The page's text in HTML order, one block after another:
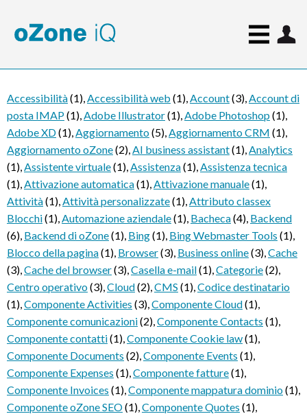
Accessibilità(1),Accessibilità web (1),Account(3),Account di
posta IMAP(1),Adobe Illustrator(1),Adobe Photoshop(1),
Adobe XD(1),Aggiornamento(5),Aggiornamento CRM (1),
Aggiornamento oZone(2),AI business assistant(1),Analytics
(1),Assistente virtuale(1),Assistenza(1),Assistenza tecnica
(1),Attivazione automatica(1),Attivazione manuale(1),
Attività(1),Attività personalizzate(1),Attributo classex
Blocchi(1),Automazione aziendale(1), Bacheca(4), Backend
(6), Backend di oZone(1), Bing(1), Bing Webmaster Tools (1),
Blocco della pagina(1), Browser(3), Business online(3),Cache
(3),Cache del browser(3),Casella e-mail(1),Categorie(2),
Centro operativo(3),Cloud(2),CMS (1),Codice destinatario
(1),Componente Activities (3),Componente Cloud(1),
Componente comunicazioni(2),Componente Contacts (1),
Componente contatti(1),Componente Cookie law(1),
Componente Documents (2),Componente Events (1),
Componente Expenses (1),Componente fatture(1),
Componente Invoices (1),Componente mappatura dominio(1),
Componente oZone SEO(1),Componente Quotes (1),